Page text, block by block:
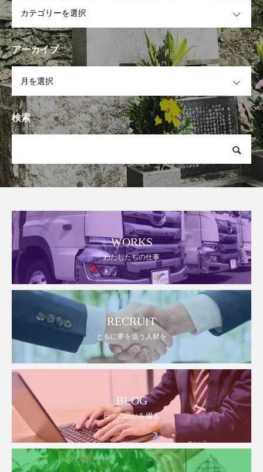
アーカイブ
検索
WORKS
わたしたちの仕事
RECRUIT
ともに夢を追う人材を
BLOG
日々の思いを綴る